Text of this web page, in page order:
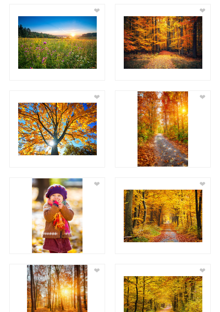
❤ ❤
❤ ❤
❤ ❤
❤ ❤